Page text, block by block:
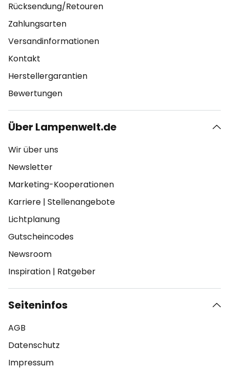
Rücksendung/Retouren
Zahlungsarten
Versandinformationen
Kontakt
Herstellergarantien
Bewertungen
Über Lampenwelt.de
Wir über uns
Newsletter
Marketing-Kooperationen
Karriere | Stellenangebote
Lichtplanung
Gutscheincodes
Newsroom
Inspiration | Ratgeber
Seiteninfos
AGB
Datenschutz
Impressum